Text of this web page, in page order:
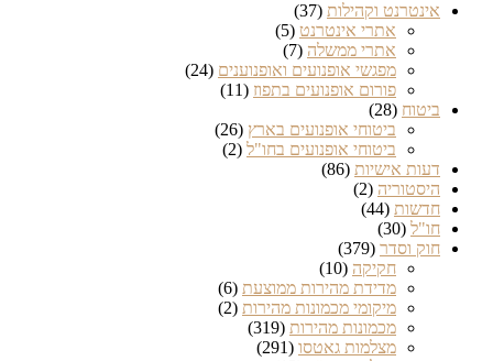
אינטרנט וקהילות (37)
אתרי אינטרנט (5)
אתרי ממשלה (7)
מפגשי אופנועים ואופנוענים (24)
פורום אופנועים בתפוז (11)
ביטוח (28)
ביטוחי אופנועים בארץ (26)
ביטוחי אופנועים בחו"ל (2)
דעות אישיות (86)
היסטוריה (2)
חדשות (44)
חו"ל (30)
חוק וסדר (379)
חקיקה (10)
מדידת מהירות ממוצעת (6)
מיקומי מכמונות מהירות (2)
מכמונות מהירות (319)
מצלמות גאטסו (291)